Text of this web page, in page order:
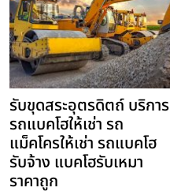
รับขุดสระอุตรดิตถ์ บริการ
รถแบคโฮให้เช่า รถ
แม็คโครให้เช่า รถแบคโฮ
รับจ้าง แบคโฮรับเหมา
ราคาถูก